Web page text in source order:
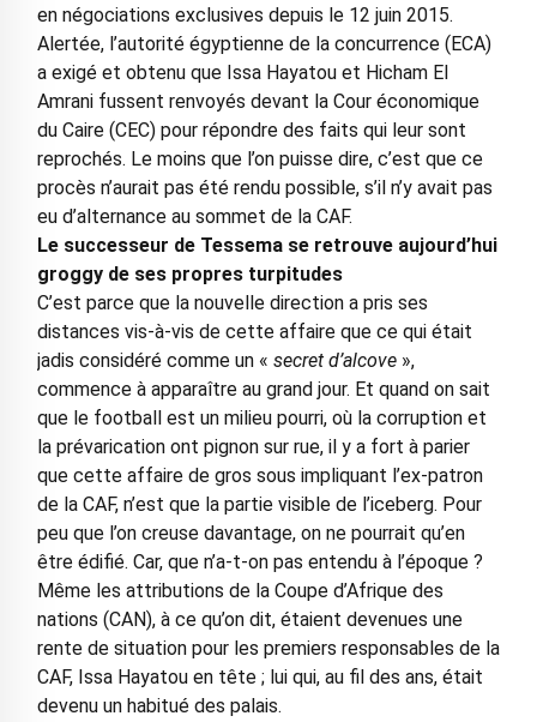
en négociations exclusives depuis le 12 juin 2015.
Alertée, l’autorité égyptienne de la concurrence (ECA)
a exigé et obtenu que Issa Hayatou et Hicham El
Amrani fussent renvoyés devant la Cour économique
du Caire (CEC) pour répondre des faits qui leur sont
reprochés. Le moins que l’on puisse dire, c’est que ce
procès n’aurait pas été rendu possible, s’il n’y avait pas
eu d’alternance au sommet de la CAF.
Le successeur de Tessema se retrouve aujourd’hui
groggy de ses propres turpitudes
C’est parce que la nouvelle direction a pris ses
distances vis-à-vis de cette affaire que ce qui était
jadis considéré comme un « secret d’alcove »,
commence à apparaître au grand jour. Et quand on sait
que le football est un milieu pourri, où la corruption et
la prévarication ont pignon sur rue, il y a fort à parier
que cette affaire de gros sous impliquant l’ex-patron
de la CAF, n’est que la partie visible de l’iceberg. Pour
peu que l’on creuse davantage, on ne pourrait qu’en
être édifié. Car, que n’a-t-on pas entendu à l’époque ?
Même les attributions de la Coupe d’Afrique des
nations (CAN), à ce qu’on dit, étaient devenues une
rente de situation pour les premiers responsables de la
CAF, Issa Hayatou en tête ; lui qui, au fil des ans, était
devenu un habitué des palais.